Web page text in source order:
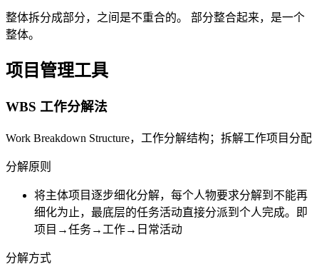
整体拆分成部分，之间是不重合的。 部分整合起来，是一个
整体。
项目管理工具
WBS 工作分解法
Work Breakdown Structure，工作分解结构；拆解工作项目分配
分解原则
将主体项目逐步细化分解，每个人物要求分解到不能再
细化为止，最底层的任务活动直接分派到个人完成。即
项目→任务→工作→日常活动
分解方式